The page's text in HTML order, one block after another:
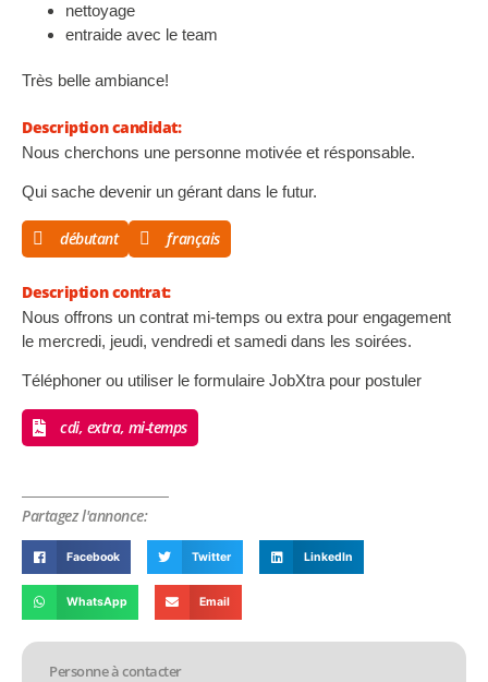
nettoyage
entraide avec le team
Très belle ambiance!
Description candidat:
Nous cherchons une personne motivée et résponsable.
Qui sache devenir un gérant dans le futur.
débutant français
Description contrat:
Nous offrons un contrat mi-temps ou extra pour engagement
le mercredi, jeudi, vendredi et samedi dans les soirées.
Téléphoner ou utiliser le formulaire JobXtra pour postuler
cdi, extra, mi-temps
Partagez l'annonce:
Facebook Twitter LinkedIn
WhatsApp Email
Personne à contacter